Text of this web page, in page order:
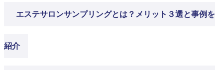
エステサロンサンプリングとは？メリット３選と事例を
紹介